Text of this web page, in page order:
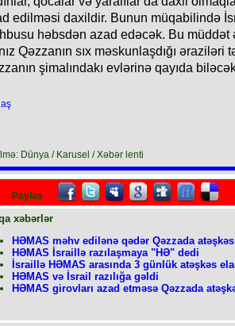
edilməsi daxildir. Bunun müqabilində
həbsdən azad edəcək. Bu müddət
Qəzzanın sıx məskunlaşdığı
şimalındakı evlərinə qayıda
Dünya / Karusel / Xəbər lenti
Paylaş
xəbərlər
HƏMAS məhv edilənə qədər Qəzzada
HƏMAS İsraillə razılaşmaya "HƏ" dedi
İsraillə HƏMAS arasında 3 günlük atəşkəs
HƏMAS və İsrail razılığa gəldi
HƏMAS girovları azad etməsə Qəzzada